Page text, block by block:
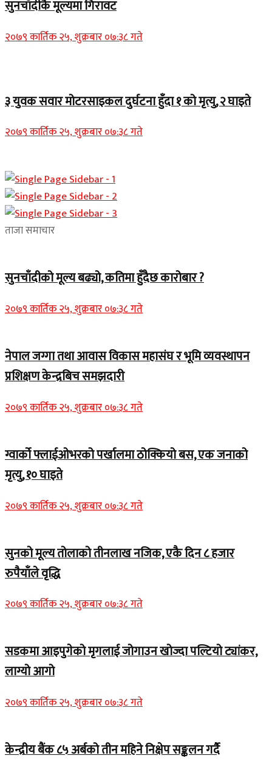
सुनचाँदीकै मूल्यमा गिरावट
२०७९ कार्तिक २५, शुक्रबार ०७:३८ गते
३ युवक सवार मोटरसाइकल दुर्घटना हुँदा १ को मृत्यु, २ घाइते
२०७९ कार्तिक २५, शुक्रबार ०७:३८ गते
ताजा समाचार
सुनचाँदीको मूल्य बढ्यो, कतिमा हुँदैछ कारोबार ?
२०७९ कार्तिक २५, शुक्रबार ०७:३८ गते
नेपाल जग्गा तथा आवास विकास महासंघ र भूमि व्यवस्थापन
प्रशिक्षण केन्द्रबिच समझदारी
२०७९ कार्तिक २५, शुक्रबार ०७:३८ गते
ग्वार्को फ्लाईओभरको पर्खालमा ठोक्कियो बस, एक जनाको
मृत्यु, १० घाइते
२०७९ कार्तिक २५, शुक्रबार ०७:३८ गते
सुनको मूल्य तोलाको तीनलाख नजिक, एकै दिन ८ हजार
रुपैयाँले वृद्धि
२०७९ कार्तिक २५, शुक्रबार ०७:३८ गते
सडकमा आइपुगेको मृगलाई जोगाउन खोज्दा पल्टियो ट्यांकर,
लाग्यो आगो
२०७९ कार्तिक २५, शुक्रबार ०७:३८ गते
केन्द्रीय बैंक ८५ अर्बको तीन महिने निक्षेप सङ्कलन गर्दै